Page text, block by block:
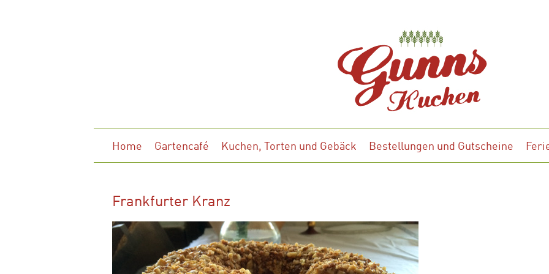
Home Gartencafé Kuchen, Torten und Gebäck Bestellungen und Gutscheine
Frankfurter Kranz